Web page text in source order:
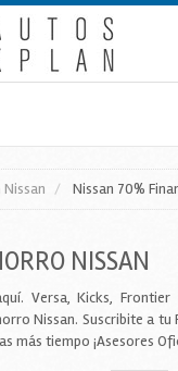
Nissan Nissan 70%
NISSAN
Versa, Kicks,
Nissan. Suscribite a tu
más tiempo ¡Asesores